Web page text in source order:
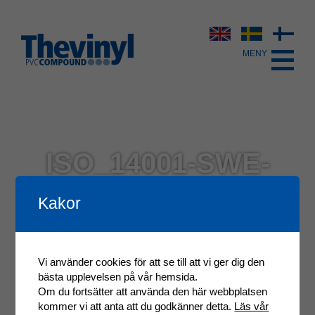
ISO_14001-SWE-
C649398-1-20240531
Kakor
Vi använder cookies för att se till att vi ger dig den
bästa upplevelsen på vår hemsida.
Om du fortsätter att använda den här webbplatsen
kommer vi att anta att du godkänner detta. Läs vår